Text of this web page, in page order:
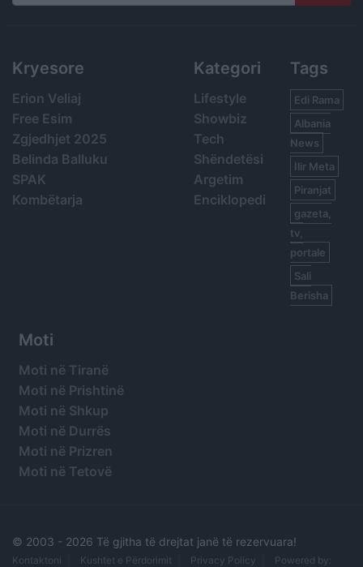
Search
Kryesore
Erion Veliaj
Free Esim
Zgjedhjet 2025
Belinda Balluku
SPAK
Kombëtarja
Kategori
Lifestyle
Showbiz
Tech
Shëndetësi
Argetim
Enciklopedi
Tags
Edi Rama
Albania
News
Ilir Meta
Piranjat
gazeta,
tv,
portale
Sali
Berisha
Moti
Moti në Tiranë
Moti në Prishtinë
Moti në Shkup
Moti në Durrës
Moti në Prizren
Moti në Tetovë
© 2003 - 2026 Të gjitha të drejtat janë të rezervuara!
Kontaktoni Kushtet e Përdorimit Privacy Policy Powered by: